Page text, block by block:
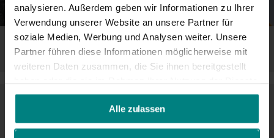
analysieren. Außerdem geben wir Informationen zu Ihrer
Verwendung unserer Website an unsere Partner für
soziale Medien, Werbung und Analysen weiter. Unsere
Partner führen diese Informationen möglicherweise mit
weiteren Daten zusammen, die Sie ihnen bereitgestellt
gesammelt haben.
Alle zulassen